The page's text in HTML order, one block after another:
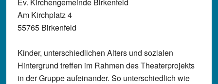
Am Kirchplatz 4
55765 Birkenfeld
Kinder, unterschiedlichen Alters und sozialen
Hintergrund treffen im Rahmen des Theaterprojekts
in der Gruppe aufeinander. So unterschiedlich wie